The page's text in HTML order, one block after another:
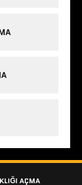
AÇMA